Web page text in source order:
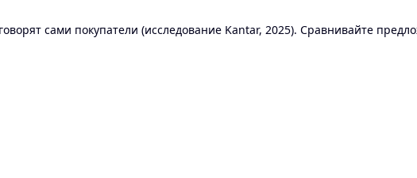
сами покупатели (исследование Kantar, 2025). Сравнивайте